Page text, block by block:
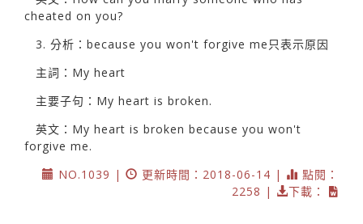
cheated on you?
3. 分析：because you won't forgive me只表示原因
主詞：My heart
主要子句：My heart is broken.
英文：My heart is broken because you won't
forgive me.
NO.1039 |
更新時間：2018-06-14 |
點閱：
2258 |
下載：